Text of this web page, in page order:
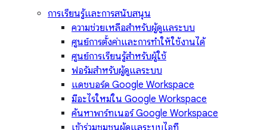
การเรียนรู้และการสนับสนุน
ความช่วยเหลือสำหรับผู้ดูแลระบบ
ศูนย์การตั้งค่าและการทำให้ใช้งานได้
ศูนย์การเรียนรู้สำหรับผู้ใช้
ฟอรัมสำหรับผู้ดูแลระบบ
แดชบอร์ด Google Workspace
มีอะไรใหม่ใน Google Workspace
ค้นหาพาร์ทเนอร์ Google Workspace